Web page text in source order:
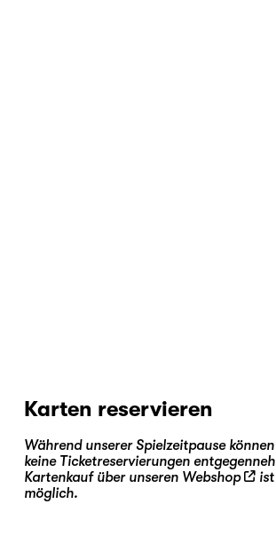
Karten reservieren
Während unserer Spielzeitpause
keine Ticketreservierungen
Kartenkauf über unseren Webshop
möglich.